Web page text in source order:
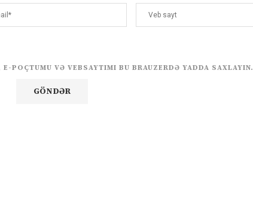
POÇTUMU VƏ VEBSAYTIMI BU BRAUZERDƏ YADDA SAXLAYIN.